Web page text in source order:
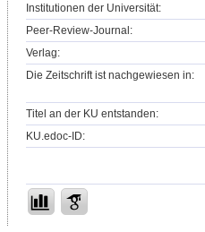
Institutionen der Universität:
Peer-Review-Journal:
Verlag:
Die Zeitschrift ist nachgewiesen in:
Titel an der KU entstanden:
KU.edoc-ID: